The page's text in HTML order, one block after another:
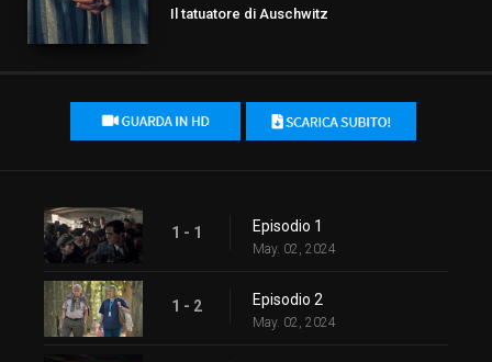
Il tatuatore di Auschwitz
1 - 1 Episodio 1
May. 02, 2024
1 - 2 Episodio 2
May. 02, 2024